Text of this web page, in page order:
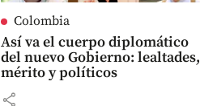
Colombia
Así va el cuerpo diplomático
del nuevo Gobierno: lealtades,
mérito y políticos
share